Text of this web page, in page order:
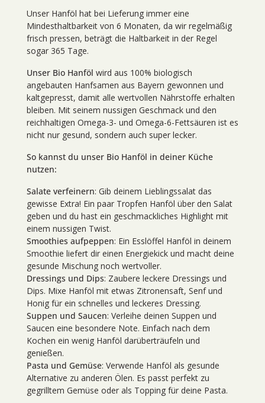
Unser Hanföl hat bei Lieferung immer eine
Mindesthaltbarkeit von 6 Monaten, da wir regelmäßig
frisch pressen, beträgt die Haltbarkeit in der Regel
sogar 365 Tage.
Unser Bio Hanföl wird aus 100% biologisch
angebauten Hanfsamen aus Bayern gewonnen und
kaltgepresst, damit alle wertvollen Nährstoffe erhalten
bleiben. Mit seinem nussigen Geschmack und den
reichhaltigen Omega-3- und Omega-6-Fettsäuren ist es
nicht nur gesund, sondern auch super lecker.
So kannst du unser Bio Hanföl in deiner Küche
nutzen:
Salate verfeinern: Gib deinem Lieblingssalat das
gewisse Extra! Ein paar Tropfen Hanföl über den Salat
geben und du hast ein geschmackliches Highlight mit
einem nussigen Twist.
Smoothies aufpeppen: Ein Esslöffel Hanföl in deinem
Smoothie liefert dir einen Energiekick und macht deine
gesunde Mischung noch wertvoller.
Dressings und Dips: Zaubere leckere Dressings und
Dips. Mixe Hanföl mit etwas Zitronensaft, Senf und
Honig für ein schnelles und leckeres Dressing.
Suppen und Saucen: Verleihe deinen Suppen und
Saucen eine besondere Note. Einfach nach dem
Kochen ein wenig Hanföl darüberträufeln und
genießen.
Pasta und Gemüse: Verwende Hanföl als gesunde
Alternative zu anderen Ölen. Es passt perfekt zu
gegrilltem Gemüse oder als Topping für deine Pasta.